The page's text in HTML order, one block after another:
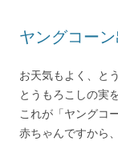
ヤングコー
お天気もよく、と
とうもろこしの実
これが「ヤングコ
赤ちゃんですから